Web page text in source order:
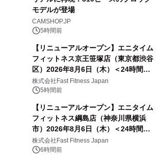
モデルが登場
CAMSHOP.JP
5時間前
【リニューアルオープン】エニタイム
フィットネス京王笹塚店（東京都渋谷
区）2026年8月6日（木）＜24時間年
中無休のフィットネスジム＞
株式会社Fast Fitness Japan
5時間前
【リニューアルオープン】エニタイム
フィットネス綱島店（神奈川県横浜
市）2026年8月6日（木）＜24時間年
中無休のフィットネスジム＞
株式会社Fast Fitness Japan
6時間前